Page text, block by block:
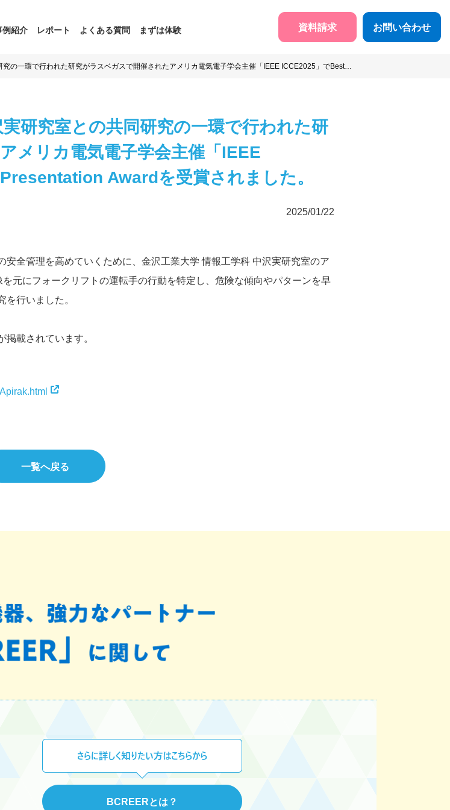
例紹介 レポート よくある質問 まずは体験 資料請求 お問い合わせ
の一環で行われた研究がラスベガスで開催されたアメリカ電気電子学会主催「IEEE ICCE2025」でBest
研究室との共同研究の一環で行われた研
メリカ電気電子学会主催「IEEE
Awardを受賞されました。
2025/01/22
全管理を高めていくために、金沢工業大学 情報工学科 中沢実研究室のア
元にフォークリフトの運転手の行動を特定し、危険な傾向やパターンを早
行いました。
載されています。
一覧へ戻る
BCREERとは？